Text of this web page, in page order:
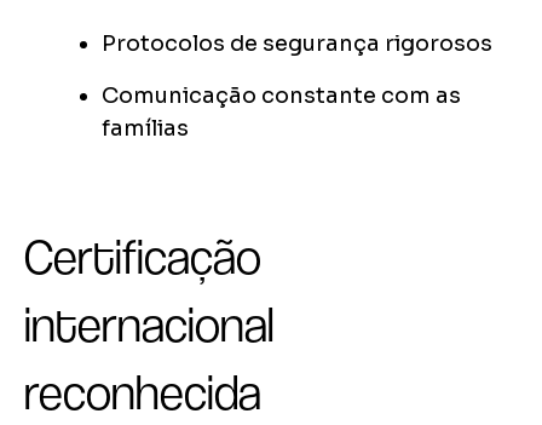
Protocolos de segurança rigorosos
Comunicação constante com as
famílias
Certificação
internacional
reconhecida